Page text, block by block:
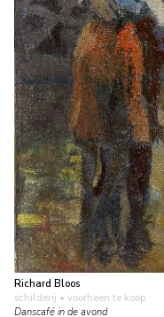
Richard Bloos
schilderij • voorheen te koop
Danscafé in de avond